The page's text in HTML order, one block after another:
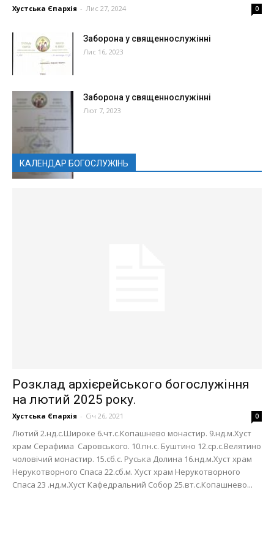
Хустська Єпархія - Лис 27, 2024 0
Заборона у священнослужінні
Лис 16, 2023
Заборона у священнослужінні
Лют 7, 2023
КАЛЕНДАР БОГОСЛУЖІНЬ
Розклад архієрейського богослужіння
на лютий 2025 року.
Хустська Єпархія - Січ 26, 2021 0
Лютий 2.нд.с.Широке 6.чт.с.Копашнево монастир. 9.нд.м.Хуст
храм Серафима Саровського. 10.пн.с. Буштино 12.ср.с.Велятино
чоловічий монастир. 15.сб.с. Руська Долина 16.нд.м.Хуст храм
Нерукотворного Спаса 22.сб.м. Хуст храм Нерукотворного
Спаса 23 .нд.м.Хуст Кафедральний Собор 25.вт.с.Копашнево...